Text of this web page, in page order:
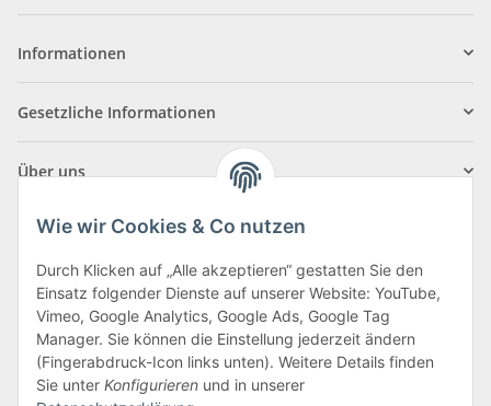
Informationen
Gesetzliche Informationen
Über uns
Klagenfurter Straße 29
9556 Liebenfels
Montag bis Donnerstag: 8:00 bis 16:30 Uhr
Wie wir Cookies & Co nutzen
Durch Klicken auf „Alle akzeptieren“ gestatten Sie den
Einsatz folgender Dienste auf unserer Website: YouTube,
Vimeo, Google Analytics, Google Ads, Google Tag
Manager. Sie können die Einstellung jederzeit ändern
(Fingerabdruck-Icon links unten). Weitere Details finden
Sie unter Konfigurieren und in unserer